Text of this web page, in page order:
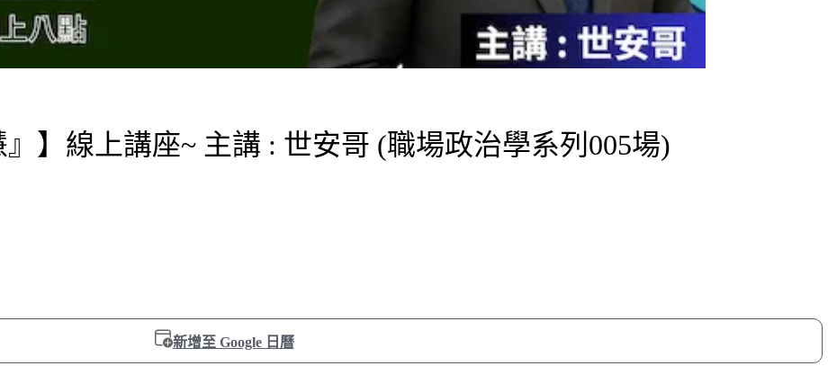
】線上講座~ 主講 : 世安哥 (職場政治學系列005場)
新增至 Google 日曆